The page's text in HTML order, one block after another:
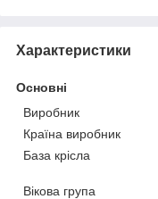
Характеристики
Основні
Виробник
Країна виробник
База крісла
Вікова група